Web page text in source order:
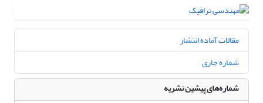
مقالات آماده انتشار
شماره جاری
شماره‌های پیشین نشریه